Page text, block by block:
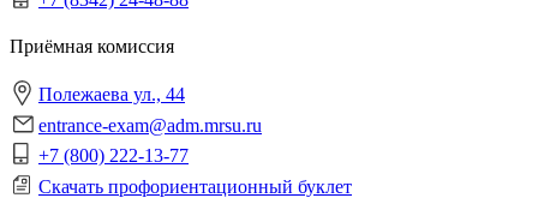
Приёмная комиссия
Полежаева ул., 44
entrance-exam@adm.mrsu.ru
+7 (800) 222-13-77
Скачать профориентационный буклет